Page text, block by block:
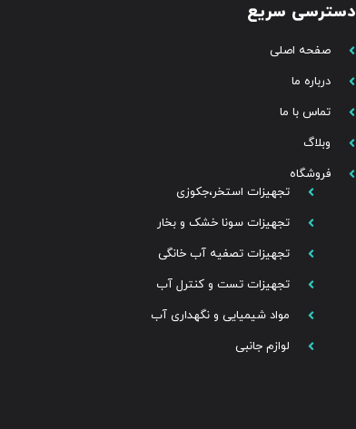
دسترسی سریع
صفحه اصلی
درباره ما
تماس با ما
وبلاگ
فروشگاه
تجهیزات استخر،جکوزی
تجهیزات سونا خشک و بخار
تجهیزات تصفیه آب خانگی
تجهیزات تست و کنترل آب
مواد شیمیایی و نگهداری آب
لوازم جانبی